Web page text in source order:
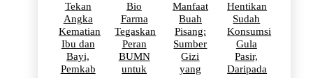
Tekan
Angka
Kematian
Ibu dan
Bayi,
Pemkab
Bio
Farma
Tegaskan
Peran
BUMN
untuk
Manfaat
Buah
Pisang:
Sumber
Gizi
yang
Hentikan
Sudah
Konsumsi
Gula
Pasir,
Daripada